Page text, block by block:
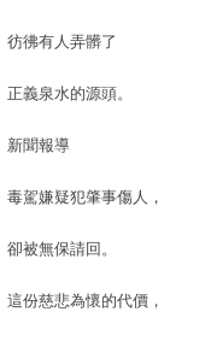
彷彿有人弄髒了
正義泉水的源頭。
新聞報導
毒駕嫌疑犯肇事傷人，
卻被無保請回。
這份慈悲為懷的代價，